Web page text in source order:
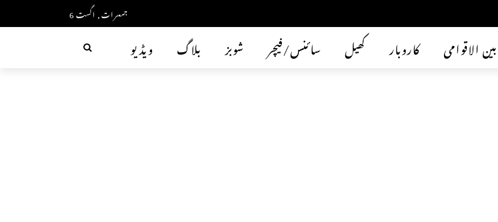
جمعرات, اگست 6
ویڈیو بلاگ شوبز سائنس/فیچر کھیل کاروبار بین الاقوامی